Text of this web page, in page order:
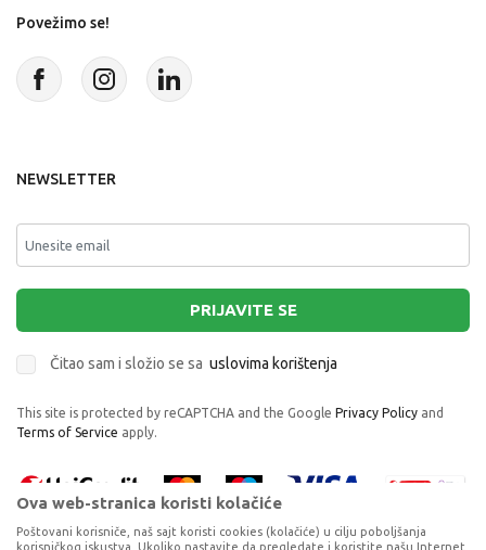
Povežimo se!
NEWSLETTER
PRIJAVITE SE
Čitao sam i složio se sa uslovima korištenja
This site is protected by reCAPTCHA and the Google Privacy Policy and
Terms of Service apply.
Ova web-stranica koristi kolačiće
Poštovani korisniče, naš sajt koristi cookies (kolačiće) u cilju poboljšanja
korisničkog iskustva. Ukoliko nastavite da pregledate i koristite našu Internet